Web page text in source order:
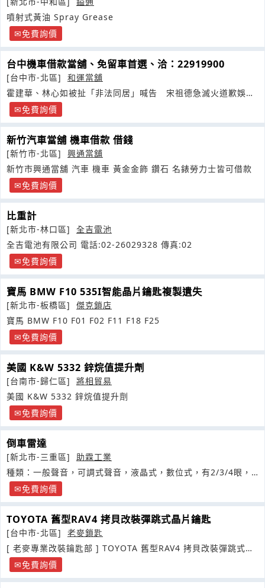
噴射式黃油 Spray Grease
免費詢價
台中機車借款當舖、免留車首選、洽：22919900
[台中市-北區]
和運當舖
霍建華、林心如被扯「非法同居」喊告 宋祖德急滅火道歉娛樂
中心/免費詢價
新竹汽車當舖 機車借款 借錢
[新竹市-北區]
興通當舖
新竹市興通當舖 汽車 機車 黃金金飾 鑽石 名錶勞力士皆可借款
免費詢價
比重計
[新北市-林口區]
全吉電池
全吉電池有限公司 電話:02-26029328 傳真:02
免費詢價
寶馬 BMW F10 535I智能晶片鑰匙複製遺失
[新北市-板橋區]
傑克鎖店
寶馬 BMW F10 F01 F02 F11 F18 F25
免費詢價
美國 K&W 5332 鋅烷值提升劑
[台南市-歸仁區]
將相貿易
美國 K&W 5332 鋅烷值提升劑
免費詢價
倒車雷達
[新北市-三重區]
助霖工業
種類：一般聲音，可調式聲音，液晶式，數位式，有2/3/4眼，
崁入及外貼
免費詢價
TOYOTA 舊型RAV4 拷貝改裝彈跳式晶片鑰匙
[台中市-北區]
老麥鎖匙
[ 老麥專業改裝鑰匙部 ] TOYOTA 舊型RAV4 拷貝改裝彈跳式晶
片鑰匙免費詢價